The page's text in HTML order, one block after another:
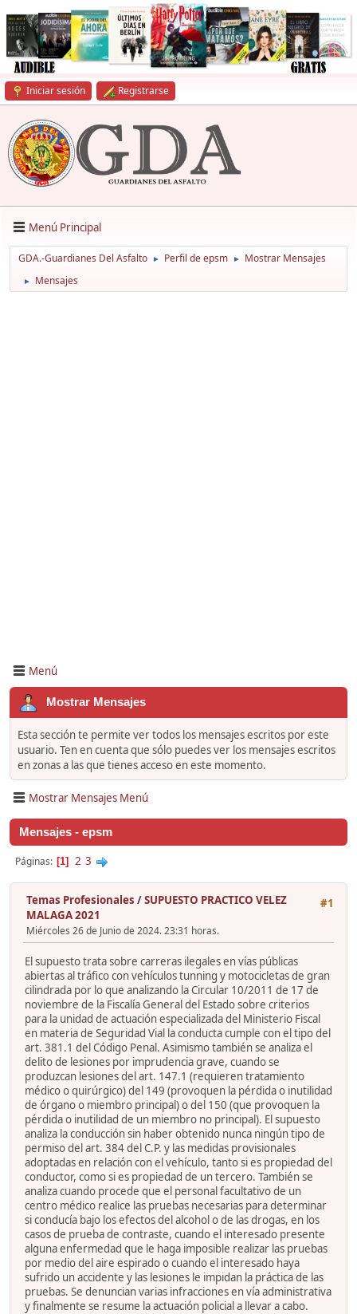
Iniciar sesión Registrarse
Menú Principal
GDA.-Guardianes Del Asfalto ► Perfil de epsm ► Mostrar Mensajes
► Mensajes
Menú
Mostrar Mensajes
Esta sección te permite ver todos los mensajes escritos por este
usuario. Ten en cuenta que sólo puedes ver los mensajes escritos
en zonas a las que tienes acceso en este momento.
Mostrar Mensajes Menú
Mensajes - epsm
Páginas 1 2 3
#1
Temas Profesionales /SUPUESTO PRACTICO VELEZ
MALAGA 2021
Miércoles 26 de Junio de 2024. 23:31 horas.
El supuesto trata sobre carreras ilegales en vías públicas
abiertas al tráfico con vehículos tunning y motocicletas de gran
cilindrada por lo que analizando la Circular 10/2011 de 17 de
noviembre de la Fiscalía General del Estado sobre criterios
para la unidad de actuación especializada del Ministerio Fiscal
en materia de Seguridad Vial la conducta cumple con el tipo del
art. 381.1 del Código Penal. Asimismo también se analiza el
delito de lesiones por imprudencia grave, cuando se
produzcan lesiones del art. 147.1 (requieren tratamiento
médico o quirúrgico) del 149 (provoquen la pérdida o inutilidad
de órgano o miembro principal) o del 150 (que provoquen la
pérdida o inutilidad de un miembro no principal). El supuesto
analiza la conducción sin haber obtenido nunca ningún tipo de
permiso del art. 384 del C.P. y las medidas provisionales
adoptadas en relación con el vehículo, tanto si es propiedad del
conductor, como si es propiedad de un tercero. También se
analiza cuando procede que el personal facultativo de un
centro médico realice las pruebas necesarias para determinar
si conducía bajo los efectos del alcohol o de las drogas, en los
casos de prueba de contraste, cuando el interesado presente
alguna enfermedad que le haga imposible realizar las pruebas
por medio del aire espirado o cuando el interesado haya
sufrido un accidente y las lesiones le impidan la práctica de las
pruebas. Se denuncian varias infracciones en vía administrativa
y finalmente se resume la actuación policial a llevar a cabo.